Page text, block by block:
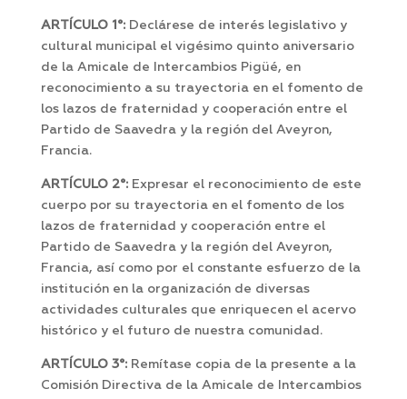
ARTÍCULO 1°:Declárese de interés legislativo y
cultural municipal el vigésimo quinto aniversario
de la Amicale de Intercambios Pigüé, en
reconocimiento a su trayectoria en el fomento de
los lazos de fraternidad y cooperación entre el
Partido de Saavedra y la región del Aveyron,
Francia.
ARTÍCULO 2°:Expresar el reconocimiento de este
cuerpo por su trayectoria en el fomento de los
lazos de fraternidad y cooperación entre el
Partido de Saavedra y la región del Aveyron,
Francia, así como por el constante esfuerzo de la
institución en la organización de diversas
actividades culturales que enriquecen el acervo
histórico y el futuro de nuestra comunidad.
ARTÍCULO 3°:Remítase copia de la presente a la
Comisión Directiva de la Amicale de Intercambios